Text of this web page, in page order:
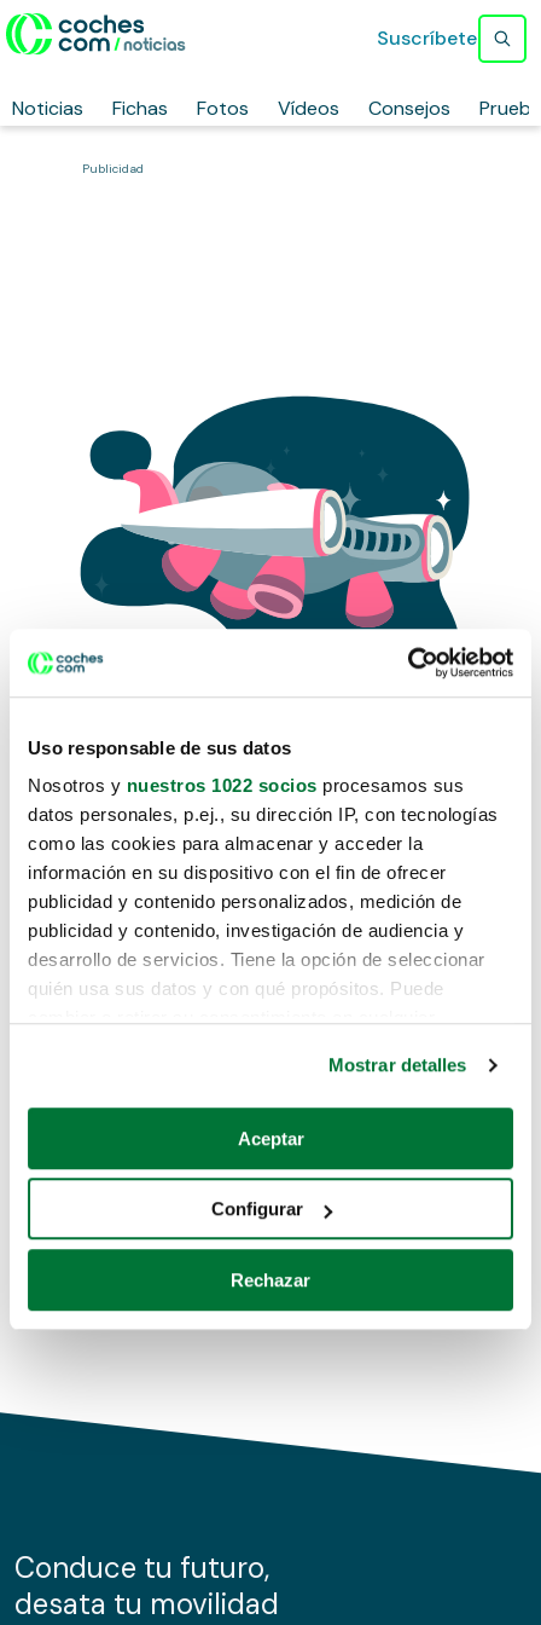
Uso responsable de sus datos
Nosotros y nuestros 1022 socios procesamos sus
datos personales, p.ej., su dirección IP, con tecnologías
como las cookies para almacenar y acceder la
información en su dispositivo con el fin de ofrecer
publicidad y contenido personalizados, medición de
publicidad y contenido, investigación de audiencia y
desarrollo de servicios. Tiene la opción de seleccionar
quién usa sus datos y con qué propósitos. Puede
Si lo permite, también quisiéramos:
Recopilar información sobre su ubicación geográfica
Identificar su dispositivo analizándolo activamente
para buscar características específicas (huellas
Obtenga más información sobre cómo se procesan sus
de cookies.
información sobre el uso que haga del sitio web con
nuestros partners de redes sociales, publicidad y análisis
Mostrar detalles
Aceptar
Configurar
Rechazar
Noticias Fichas Fotos Vídeos Consejos
Suscríbete
Publicidad
Lo sentimos, no sabemos como
te hemos traido hasta aquí.
Pero puedes encontrar el coche que estás
buscando en alguno de estos enlaces:
Coches de segunda mano
Coches de km0
Conduce tu futuro,
desata tu movilidad